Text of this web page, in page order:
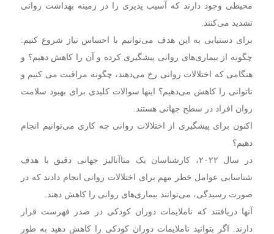
محیطی وجود دارند که آسیب پذیری را در زمینه بهداشت روانی
تشدید می‌کنند.
برای دستیابی به این هدف می‌توانیم با احساس نیاز شروع کنیم:
چگونه از بیماری‌های روانی پیشگیری کرده و آن را کاهش دهیم؟ و
هنگامی که اختلالات روانی رخ می‌دهند، چگونه مراقبت می کنیم و
ناتوانی را کاهش می‌دهیم؟ اینها سوالات کلیدی برای بهبود سلامت
روان افراد در سطح جهانی هستند.
اکنون برای پیشگیری از اختلالات روانی چه کاری می‌توانیم انجام
دهیم؟
در سال ۲۰۲۲، کارشناسان یک متاآنالیز جهانی دقیق با هدف
شناسایی عوامل خطر مهم برای اختلالات روانی انجام دادند که در
صورت رسیدگی، می‌توانند بیماری‌های روانی را کاهش دهند.
آنها دریافتند که ناملایمات دوران کودکی در صدر فهرست قرار
دارند. اگر بتوانید ناملایمات دوران کودکی را کاهش دهید به طور